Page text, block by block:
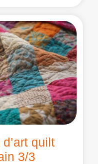
quilt
3/3